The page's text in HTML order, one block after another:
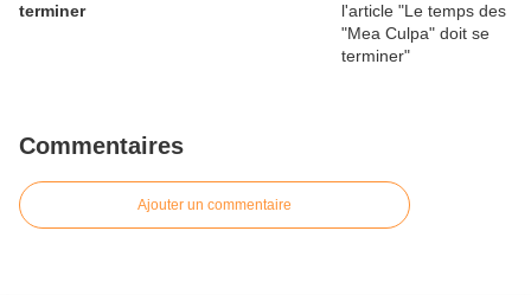
terminer
Commentaires
Ajouter un commentaire